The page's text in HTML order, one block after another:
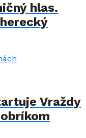
hlas.
Vraždy